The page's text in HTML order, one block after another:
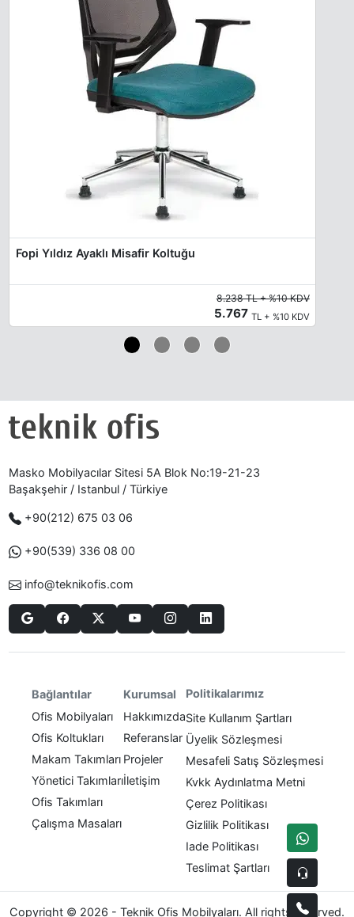
Fopi Yıldız Ayaklı Misafir Koltuğu
8.238 TL + %10 KDV
5.767 TL + %10 KDV
Masko Mobilyacılar Sitesi 5A Blok No:19-21-23
Başakşehir / Istanbul / Türkiye
+90(212) 675 03 06
+90(539) 336 08 00
info@teknikofis.com
Bağlantılar
Ofis Mobilyaları
Ofis Koltukları
Makam Takımları
Yönetici Takımları
Ofis Takımları
Çalışma Masaları
Kurumsal
Hakkımızda
Referanslar
Projeler
İletişim
Politikalarımız
Site Kullanım Şartları
Üyelik Sözleşmesi
Mesafeli Satış Sözleşmesi
Kvkk Aydınlatma Metni
Çerez Politikası
Gizlilik Politikası
Iade Politikası
Teslimat Şartları
Copyright © 2026 - Teknik Ofis Mobilyaları. All rights reserved.